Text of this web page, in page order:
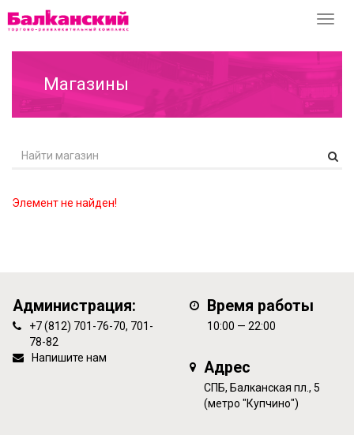
Магазины
Элемент не найден!
Администрация:
+7 (812) 701-76-70, 701-
78-82
Напишите нам
Время работы
10:00 — 22:00
Адрес
СПБ, Балканская пл., 5
(метро "Купчино")